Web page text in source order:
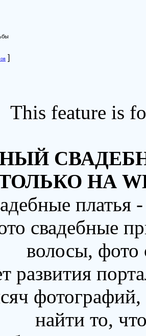
]
This feature is
НА
свадебные
волосы,
развития
найти то,